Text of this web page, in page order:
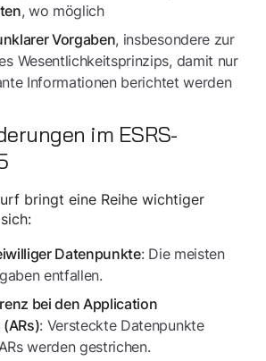
, wo möglich
Vorgaben, insbesondere zur
Wesentlichkeitsprinzips, damit nur
Informationen berichtet werden
im ESRS-
bringt eine Reihe wichtiger
Datenpunkte: Die meisten
entfallen.
bei den Application
: Versteckte Datenpunkte
werden gestrichen.